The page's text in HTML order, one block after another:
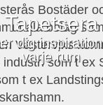
Tapetsera
dig
varje rum
Bostäder
bolag
Västerviks
som t ex
t ex